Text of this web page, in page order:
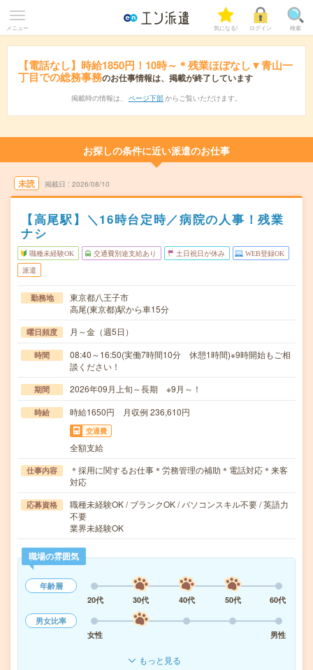
メニュー 気になる! ログイン 検索
【電話なし】時給1850円！10時～＊残業ほぼなし▼青山一
丁目での総務事務のお仕事情報は、掲載が終了しています
掲載時の情報は、 ページ下部 からご覧いただけます。
お探しの条件に近い派遣のお仕事
未読 掲載日 2026/08/10
【高尾駅】＼16時台定時／病院の人事！残業
ナシ
職種未経験OK 交通費別途支給あり 土日祝日が休み WEB登録OK
派遣
勤務地
東京都八王子市
高尾(東京都)駅から車15分
曜日頻度 月～金（週5日）
時間
08:40～16:50(実働7時間10分 休憩1時間)※9時開始もご相
談ください！
期間 2026年09月上旬～長期 ※9月～！
時給 時給1650円 月収例 236,610円
交通費
全額支給
仕事内容
＊採用に関するお仕事＊労務管理の補助＊電話対応＊来客
対応
応募資格
職種未経験OK / ブランクOK / パソコンスキル不要 / 英語力
不要
業界未経験OK
職場の雰囲気
年齢層
20代
30代 40代 50代
60代
男女比率
女性
男性
もっと見る